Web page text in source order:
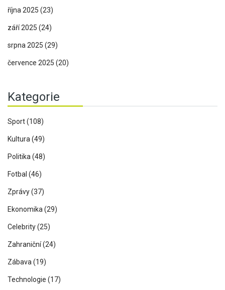
října 2025 (23)
září 2025 (24)
srpna 2025 (29)
července 2025 (20)
Kategorie
Sport(108)
Kultura(49)
Politika(48)
Fotbal (46)
Zprávy(37)
Ekonomika(29)
Celebrity(25)
Zahraniční(24)
Zábava(19)
Technologie (17)